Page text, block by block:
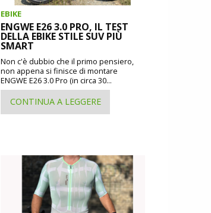
EBIKE
ENGWE E26 3.0 PRO, IL TEST
DELLA EBIKE STILE SUV PIÙ
SMART
Non c'è dubbio che il primo pensiero,
non appena si finisce di montare
ENGWE E26 3.0 Pro (in circa 30...
CONTINUA A LEGGERE